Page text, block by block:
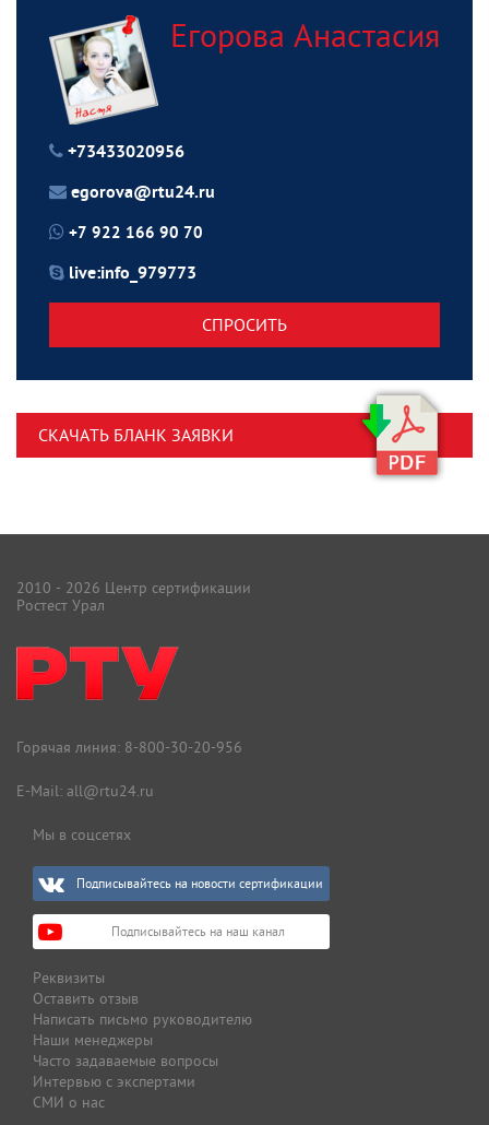
Егорова Анастасия
+73433020956
egorova@rtu24.ru
+7 922 166 90 70
live:info_979773
СПРОСИТЬ
СКАЧАТЬ БЛАНК ЗАЯВКИ
2010 - 2026 Центр сертификации
Ростест Урал
Горячая линия: 8-800-30-20-956
E-Mail: all@rtu24.ru
Мы в соцсетях
Подписывайтесь на новости сертификации
Подписывайтесь на наш канал
Реквизиты
Оставить отзыв
Написать письмо руководителю
Наши менеджеры
Часто задаваемые вопросы
Интервью с экспертами
СМИ о нас